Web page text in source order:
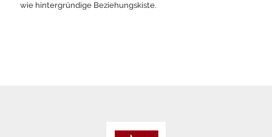
wie hintergründige Beziehungskiste.